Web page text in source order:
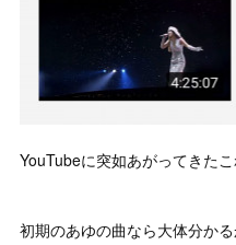
YouTubeに突如あがってきたこ
初期のあゆの曲なら大体分かる